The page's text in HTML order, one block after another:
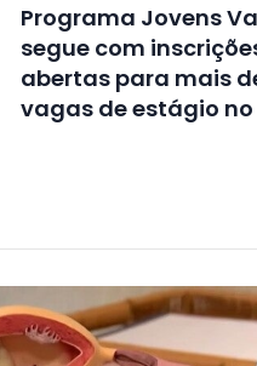
Programa Jovens
segue com
abertas para mais
vagas de estágio no